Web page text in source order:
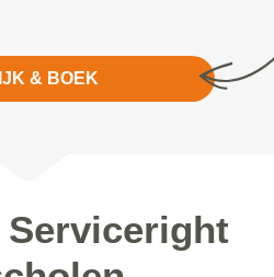
& BOEK